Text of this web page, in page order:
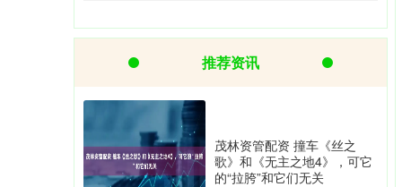
推荐资讯
茂林资管配资 撞车《丝之
歌》和《无主之地4》，可它
的“拉胯”和它们无关